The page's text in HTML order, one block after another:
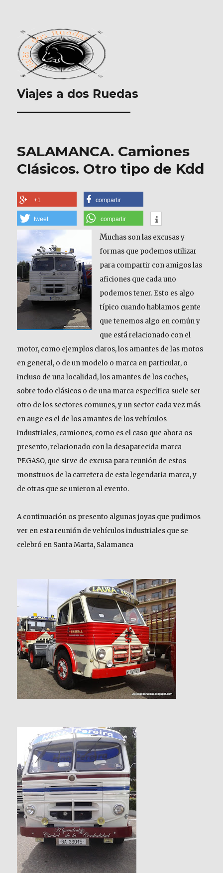
Viajes a dos Ruedas
___________________
SALAMANCA. Camiones
Clásicos. Otro tipo de Kdd
+1 compartir
tweet compartir
Muchas son las excusas y
formas que podemos utilizar
para compartir con amigos las
aficiones que cada uno
podemos tener. Esto es algo
típico cuando hablamos gente
que tenemos algo en común y
que está relacionado con el
motor, como ejemplos claros, los amantes de las motos
en general, o de un modelo o marca en particular, o
incluso de una localidad, los amantes de los coches,
sobre todo clásicos o de una marca específica suele ser
otro de los sectores comunes, y un sector cada vez más
en auge es el de los amantes de los vehículos
industriales, camiones, como es el caso que ahora os
presento, relacionado con la desaparecida marca
PEGASO, que sirve de excusa para reunión de estos
monstruos de la carretera de esta legendaria marca, y
de otras que se unieron al evento.
A continuación os presento algunas joyas que pudimos
ver en esta reunión de vehículos industriales que se
celebró en Santa Marta, Salamanca